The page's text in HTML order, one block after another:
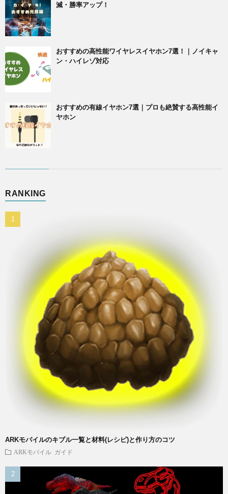
減・勝率アップ！
おすすめの高性能ワイヤレスイヤホン7選！｜ノイキャ
ン・ハイレゾ対応
おすすめの有線イヤホン7選｜プロも絶賛する高性能イ
ヤホン
RANKING
ARKモバイルのキブル一覧と材料(レシピ)と作り方のコツ
ARKモバイル ガイド